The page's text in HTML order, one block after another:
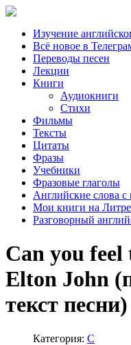
Изучение
Всё новое в
Переводы песен
Лекции
Книги
Аудиокниги
Стихи
Фильмы
Тексты
Цитаты
Фразы
Учебники
Фразовые глаголы
Английские слова с
Мои книги на
Разговорный
Can you
Elton John
текст песни)
Категория: C